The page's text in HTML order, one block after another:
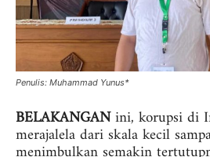
Penulis: Muhammad Yunus*
BELAKANGANini, korupsi di
merajalela dari skala kecil